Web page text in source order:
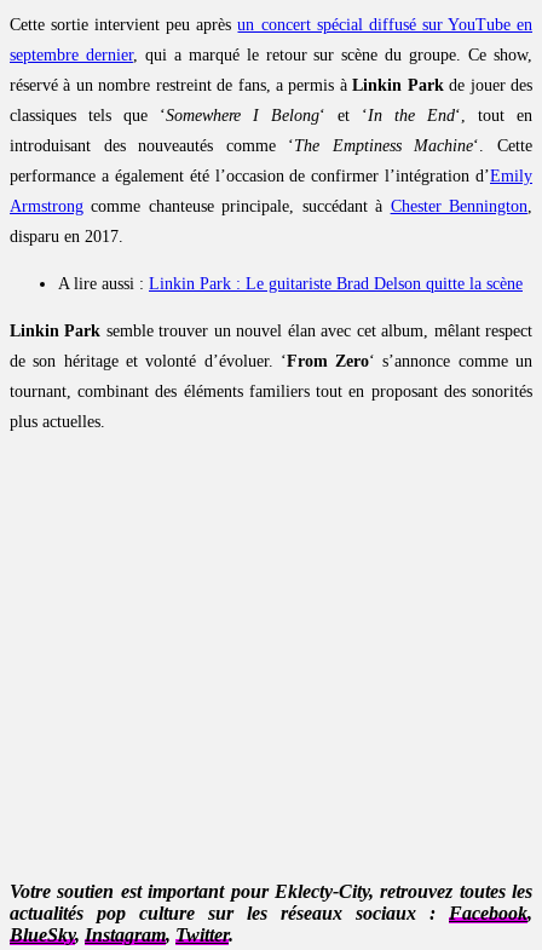
Cette sortie intervient peu aprèsun concert spécial diffusé sur YouTube en
septembre dernier, qui a marqué le retour sur scène du groupe. Ce show,
réservé à un nombre restreint de fans, a permis àLinkin Parkde jouer des
classiques tels que ‘Somewhere I Belong‘ et ‘In the End‘, tout en
introduisant des nouveautés comme ‘The Emptiness Machine‘. Cette
performance a également été l’occasion de confirmer l’intégration d’Emily
Armstrong comme chanteuse principale, succédant à Chester Bennington,
disparu en 2017.
A lire aussi : Linkin Park : Le guitariste Brad Delson quitte la scène
Linkin Park semble trouver un nouvel élan avec cet album, mêlant respect
de son héritage et volonté d’évoluer. ‘From Zero‘ s’annonce comme un
tournant, combinant des éléments familiers tout en proposant des sonorités
plus actuelles.
Votre soutien est important pour Eklecty-City, retrouvez toutes les
actualités pop culture sur les réseaux sociaux : Facebook,
BlueSky, Instagram, Twitter.